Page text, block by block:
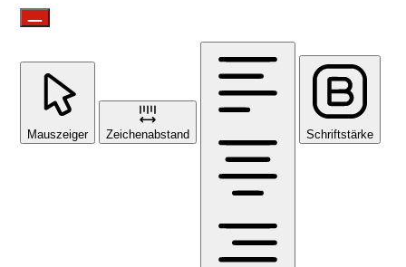
Mauszeiger Zeichenabstand Schriftstärke